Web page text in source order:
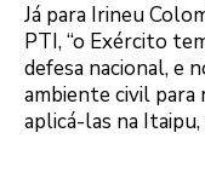
Já para Irineu
PTI, “o Exército
defesa nacional, e
ambiente civil para
aplicá-las na